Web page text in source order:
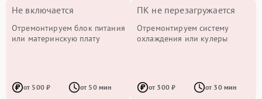
Не включается
Отремонтируем блок питания
или материнскую плату
от 500 ₽ от 50 мин
ПК не перезагружается
Отремонтируем систему
охлаждения или кулеры
от 300 ₽ от 30 мин